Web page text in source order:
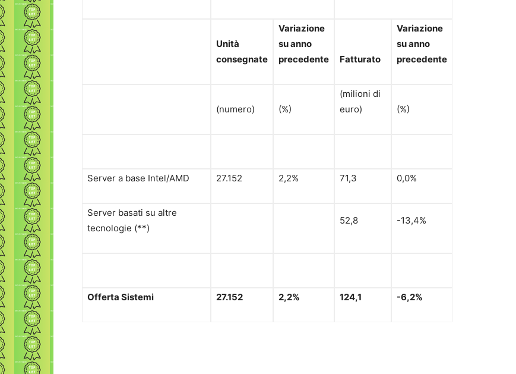
Unità
consegnate
Variazione
su anno
precedente
Fatturato
Variazione
su anno
precedente
(numero) (%)
(milioni di
euro)
(%)
Server a base Intel/AMD 27.152 2,2% 71,3 0,0%
Server basati su altre
tecnologie (**)
52,8 -13,4%
Offerta Sistemi 27.152 2,2% 124,1 -6,2%